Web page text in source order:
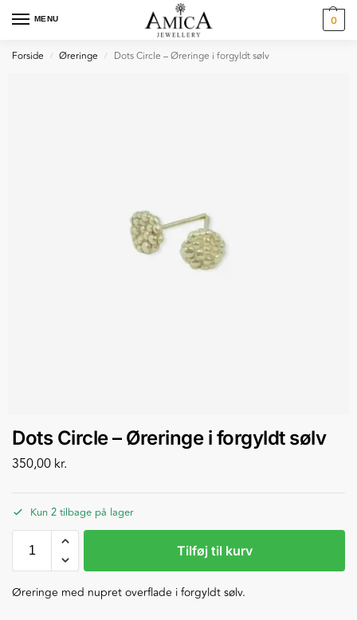
MENU 0
Forside / Øreringe / Dots Circle – Øreringe i forgyldt sølv
Dots Circle – Øreringe i forgyldt sølv
350,00 kr.
Kun 2 tilbage på lager
Tilføj til kurv
Øreringe med nupret overflade i forgyldt sølv.